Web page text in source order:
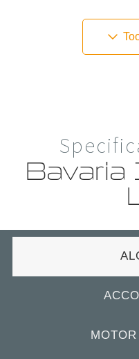
Bavaria